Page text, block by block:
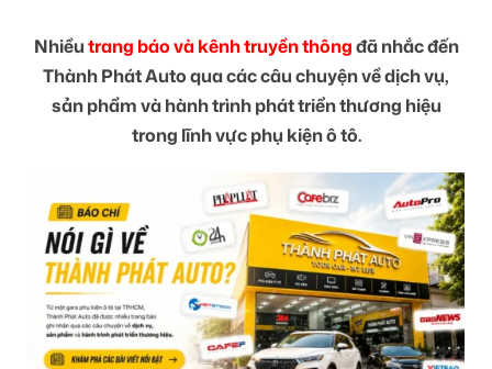
Nhiềutrang báo và kênh truyền thôngđã nhắc đến
Thành Phát Auto qua các câu chuyện về dịch vụ,
sản phẩm và hành trình phát triển thương hiệu
trong lĩnh vực phụ kiện ô tô.